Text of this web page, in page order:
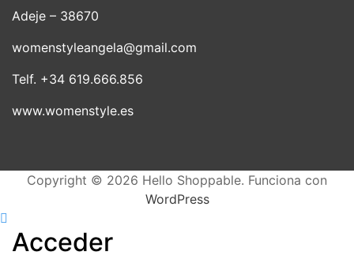
la
Adeje – 38670
womenstyleangela@gmail.com
Telf. +34 619.666.856
www.womenstyle.es
Copyright © 2026 Hello Shoppable. Funciona con
WordPress
Acceder